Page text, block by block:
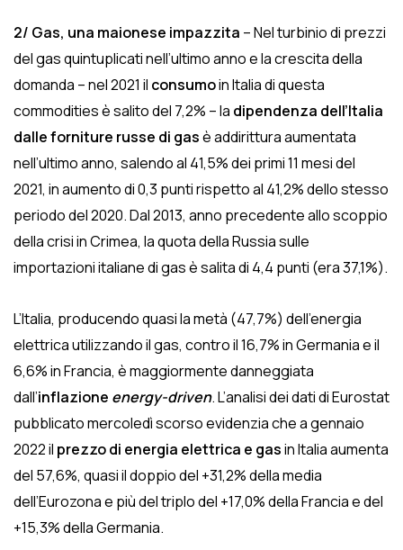
2/ Gas, una maionese impazzita – Nel turbinio di prezzi
del gas quintuplicati nell’ultimo anno e la crescita della
domanda – nel 2021 il consumoin Italia di questa
commodities è salito del 7,2% – la dipendenza dell’Italia
dalle forniture russe di gasè addirittura aumentata
nell’ultimo anno, salendo al 41,5% dei primi 11 mesi del
2021, in aumento di 0,3 punti rispetto al 41,2% dello stesso
periodo del 2020. Dal 2013, anno precedente allo scoppio
della crisi in Crimea, la quota della Russia sulle
importazioni italiane di gas è salita di 4,4 punti (era 37,1%).
L’Italia, producendo quasi la metà (47,7%) dell’energia
elettrica utilizzando il gas, contro il 16,7% in Germania e il
6,6% in Francia, è maggiormente danneggiata
dall’inflazione energy-driven. L’analisi dei dati di Eurostat
pubblicato mercoledì scorso evidenzia che a gennaio
2022 il prezzo di energia elettrica e gasin Italia aumenta
del 57,6%, quasi il doppio del +31,2% della media
dell’Eurozona e più del triplo del +17,0% della Francia e del
+15,3% della Germania.